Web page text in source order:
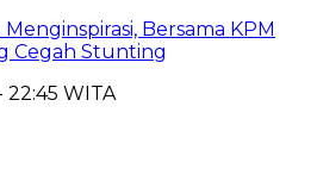
Bersama KPM
Cegah Stunting
22:45 WITA